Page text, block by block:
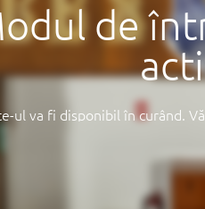
de
ul va fi disponibil în curând.